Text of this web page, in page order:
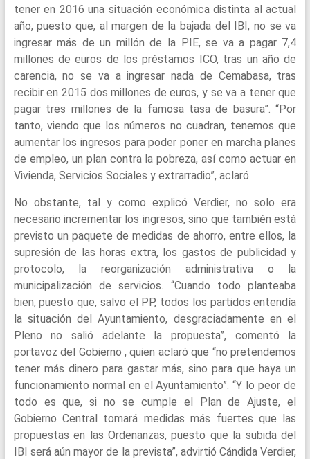
tener en 2016 una situación económica distinta al actual
año, puesto que, al margen de la bajada del IBI, no se va
ingresar más de un millón de la PIE, se va a pagar 7,4
millones de euros de los préstamos ICO, tras un año de
carencia, no se va a ingresar nada de Cemabasa, tras
recibir en 2015 dos millones de euros, y se va a tener que
pagar tres millones de la famosa tasa de basura”. “Por
tanto, viendo que los números no cuadran, tenemos que
aumentar los ingresos para poder poner en marcha planes
de empleo, un plan contra la pobreza, así como actuar en
Vivienda, Servicios Sociales y extrarradio”, aclaró.
No obstante, tal y como explicó Verdier, no solo era
necesario incrementar los ingresos, sino que también está
previsto un paquete de medidas de ahorro, entre ellos, la
supresión de las horas extra, los gastos de publicidad y
protocolo, la reorganización administrativa o la
municipalización de servicios. “Cuando todo planteaba
bien, puesto que, salvo el PP, todos los partidos entendía
la situación del Ayuntamiento, desgraciadamente en el
Pleno no salió adelante la propuesta”, comentó la
portavoz del Gobierno , quien aclaró que “no pretendemos
tener más dinero para gastar más, sino para que haya un
funcionamiento normal en el Ayuntamiento”. “Y lo peor de
todo es que, si no se cumple el Plan de Ajuste, el
Gobierno Central tomará medidas más fuertes que las
propuestas en las Ordenanzas, puesto que la subida del
IBI será aún mayor de la prevista”, advirtió Cándida Verdier,